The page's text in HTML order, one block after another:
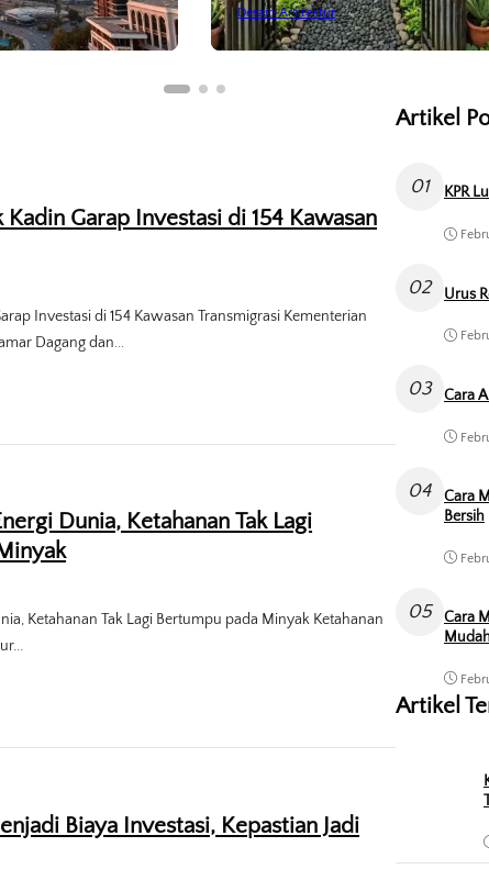
Desain Arsitektur
Garap Investasi di 154 Kawasan
Investasi di 154 Kawasan Transmigrasi Kementerian
Dagang dan...
Dunia, Ketahanan Tak Lagi
Ketahanan Tak Lagi Bertumpu pada Minyak Ketahanan
Biaya Investasi, Kepastian Jadi
Artikel
01 KPR
02 Urus
03 Cara
04
Cara
Bersih
05
Cara
Artikel